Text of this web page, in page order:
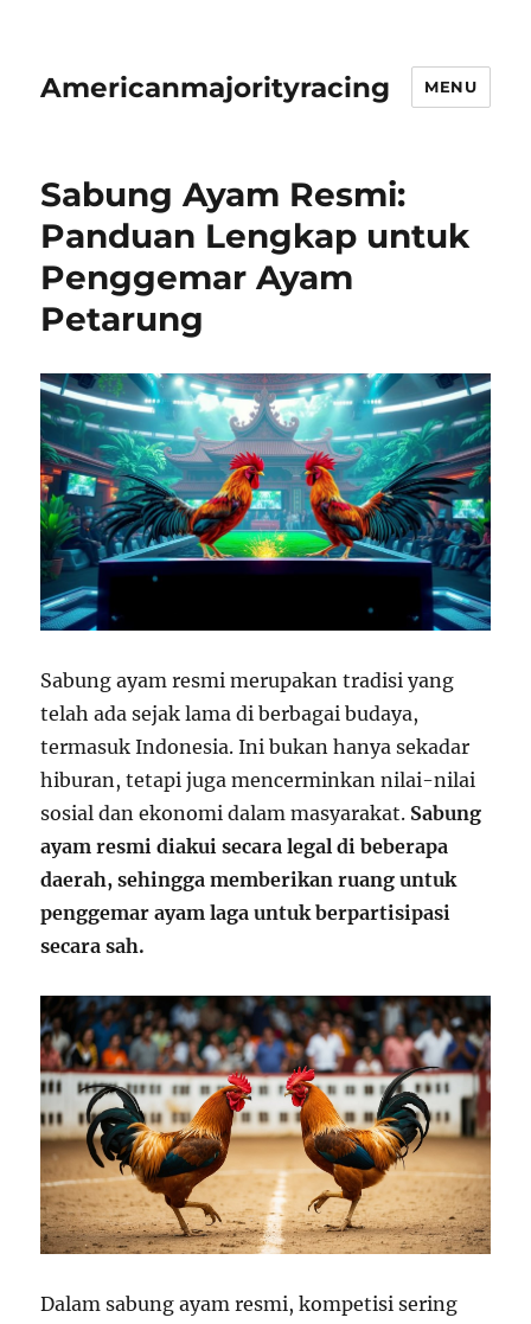
Americanmajorityracing MENU
Sabung Ayam Resmi:
Panduan Lengkap untuk
Penggemar Ayam
Petarung
Sabung ayam resmi merupakan tradisi yang
telah ada sejak lama di berbagai budaya,
termasuk Indonesia. Ini bukan hanya sekadar
hiburan, tetapi juga mencerminkan nilai-nilai
sosial dan ekonomi dalam masyarakat. Sabung
ayam resmi diakui secara legal di beberapa
daerah, sehingga memberikan ruang untuk
penggemar ayam laga untuk berpartisipasi
secara sah.
Dalam sabung ayam resmi, kompetisi sering